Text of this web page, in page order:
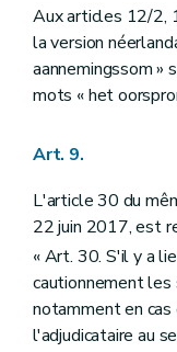
Aux articles 12/2,
la version
aannemingssom »
mots « het
Art. 9.
L'article 30 du
22 juin 2017, est
« Art. 30. S'il y a
cautionnement les
notamment en
l'adjudicataire au